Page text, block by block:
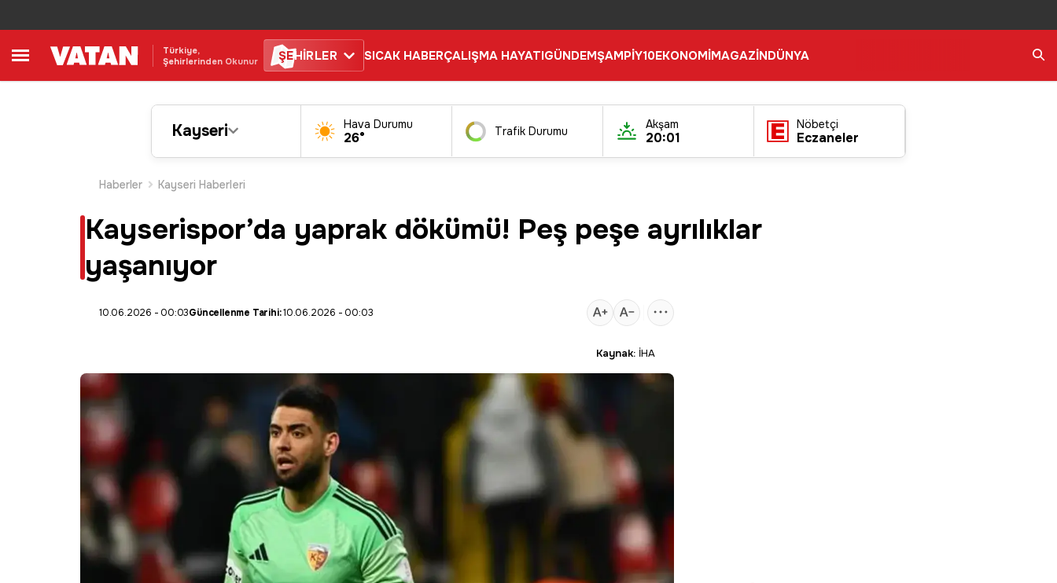
Türkiye,
Şehirlerinden Okunur
ŞEHİRLER SICAK HABERÇALIŞMA HAYATIGÜNDEMŞAMPİY10EKONOMİMAGAZİNDÜNYA
Kayseri Hava Durumu
26° Trafik Durumu Akşam
20:01
Nöbetçi
Eczaneler
Haberler Kayseri Haberleri
Kayserispor’da yaprak dökümü! Peş peşe ayrılıklar
yaşanıyor
10.06.2026 - 00:03Güncellenme Tarihi:10.06.2026 - 00:03
Kaynak: İHA